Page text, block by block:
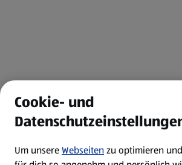
Cookie- und
Um unsereWebseitenzu optimieren